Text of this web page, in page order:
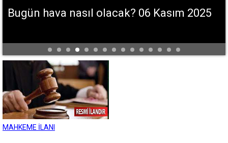
Bugün hava nasıl olacak? 06 Kasım 2025
MAHKEME İLANI